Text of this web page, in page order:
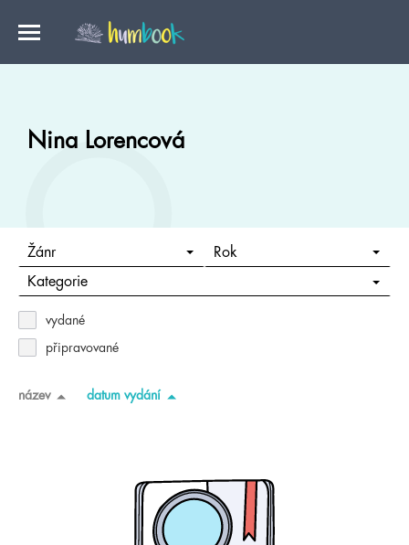
Nina Lorencová
Žánr Rok
Kategorie
vydané
připravované
název datum vydání